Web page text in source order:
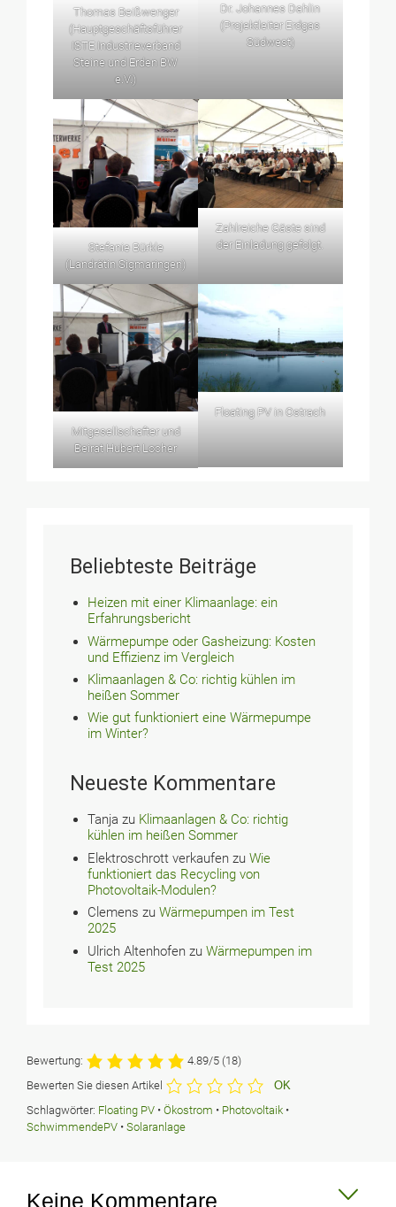
Thomas Beißwenger
(Hauptgeschäftsführer
ISTE Industrieverband
Steine und Erden BW
e.V.)
Dr. Johannes Dahlin
(Projektleiter Erdgas
Südwest)
Stefanie Bürkle
(Landrätin Sigmaringen)
Zahlreiche Gäste sind
der Einladung gefolgt.
Mitgesellschafter und
Beirat Hubert Locher
Floating PV in Ostrach
Beliebteste Beiträge
Heizen mit einer Klimaanlage: ein
Erfahrungsbericht
Wärmepumpe oder Gasheizung: Kosten
und Effizienz im Vergleich
Klimaanlagen & Co: richtig kühlen im
heißen Sommer
Wie gut funktioniert eine Wärmepumpe
im Winter?
Neueste Kommentare
Tanja zu Klimaanlagen & Co: richtig
kühlen im heißen Sommer
Elektroschrott verkaufen zuWie
funktioniert das Recycling von
Photovoltaik-Modulen?
Clemens zuWärmepumpen im Test
2025
Ulrich Altenhofen zuWärmepumpen im
Test 2025
Bewertung: 4.89/5 (18)
Bewerten Sie diesen Artikel
Schlagwörter: Floating PV •Ökostrom • Photovoltaik •
SchwimmendePV •Solaranlage
Keine Kommentare